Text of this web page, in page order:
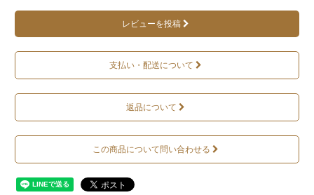
レビューを投稿
支払い・配送について
返品について
この商品について問い合わせる